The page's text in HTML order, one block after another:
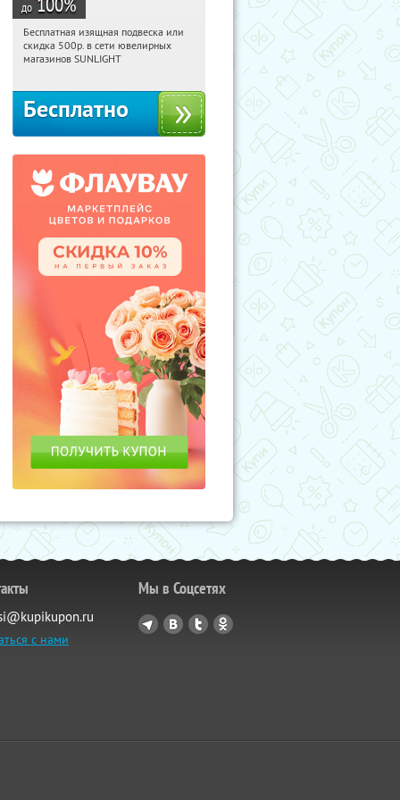
до
19:03:50 Получили:
Россия
Бесплатная изящная подвеска или
скидка 500р. в сети ювелирных
магазинов SUNLIGHT
Бесплатно
с нами
Мы в Соцсетях